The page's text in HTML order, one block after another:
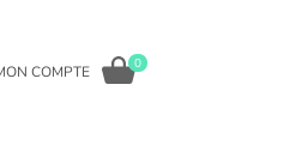
COMPTE 0